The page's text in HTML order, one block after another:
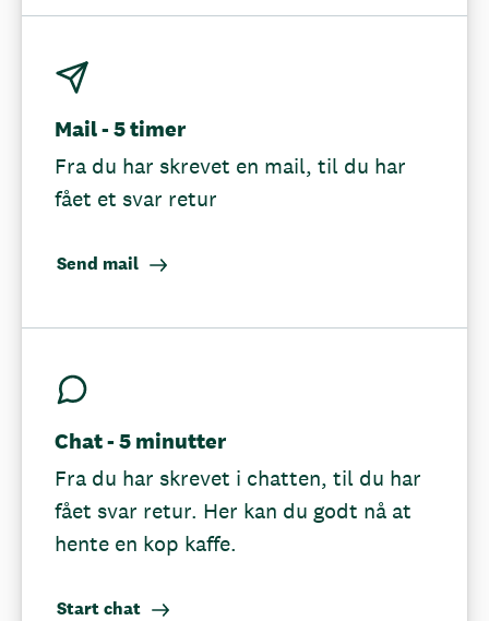
Mail - 5 timer
Fra du har skrevet en mail, til du har
fået et svar retur
Send mail
Chat - 5 minutter
Fra du har skrevet i chatten, til du har
fået svar retur. Her kan du godt nå at
hente en kop kaffe.
Start chat